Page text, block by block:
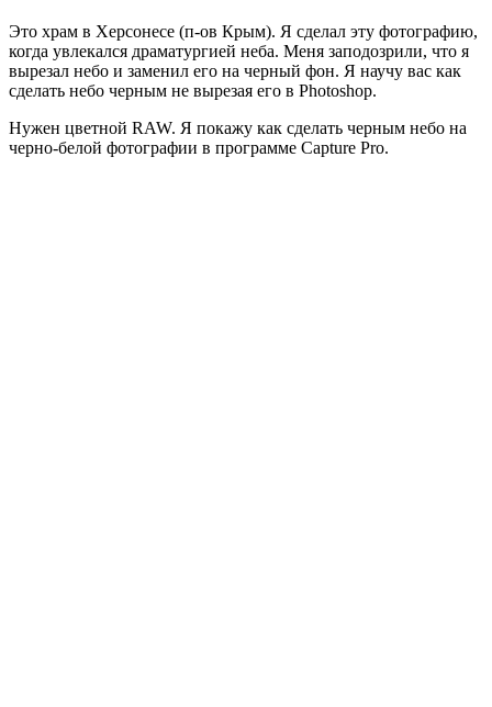
Это храм в Херсонесе (п-ов Крым). Я сделал эту фотографию,
когда увлекался драматургией неба. Меня заподозрили, что я
вырезал небо и заменил его на черный фон. Я научу вас как
сделать небо черным не вырезая его в Photoshop.
Нужен цветной RAW. Я покажу как сделать черным небо на
черно-белой фотографии в программе Capture Pro.